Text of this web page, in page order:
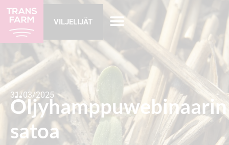
VILJELIJÄT
31/03/2025
Öljyhamppuwebinaarin
satoa